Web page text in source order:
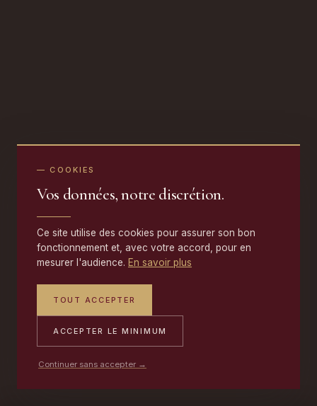
— COOKIES
Vos données, notre discrétion.
Ce site utilise des cookies pour assurer son bon
fonctionnement et, avec votre accord, pour en
mesurer l'audience. En savoir plus
TOUT ACCEPTER
ACCEPTER LE MINIMUM
Continuer sans accepter →